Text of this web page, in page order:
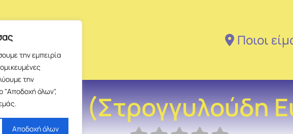
την εμπειρία
την
"Αποδοχή όλων",
Αποδοχή όλων
Ποιοι
(Στρογγυλούδη